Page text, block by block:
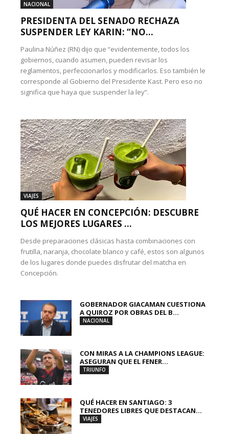
NACIONAL
PRESIDENTA DEL SENADO RECHAZA
SUSPENDER LEY KARIN: “NO...
Paulina Núñez (RN) dijo que “evidentemente, todos los
gobiernos, cuando asumen, pueden revisar los
reglamentos, perfeccionarlos y modificarlos. Eso también le
corresponde al Gobierno del Presidente Kast. Pero eso no
significa que haya que suspender la ley”.
VIAJES
QUÉ HACER EN CONCEPCIÓN: DESCUBRE
LOS MEJORES LUGARES ...
Desde preparaciones clásicas hasta combinaciones con
frutilla, naranja, chocolate blanco y café, estos son algunos
de los lugares donde puedes disfrutar del matcha en
Concepción.
GOBERNADOR GIACAMAN CUESTIONA
A QUIROZ POR OBRAS DEL B...
NACIONAL
CON MIRAS A LA CHAMPIONS LEAGUE:
ASEGURAN QUE EL FENER...
TRIUNFO
QUÉ HACER EN SANTIAGO: 3
TENEDORES LIBRES QUE DESTACAN...
VIAJES